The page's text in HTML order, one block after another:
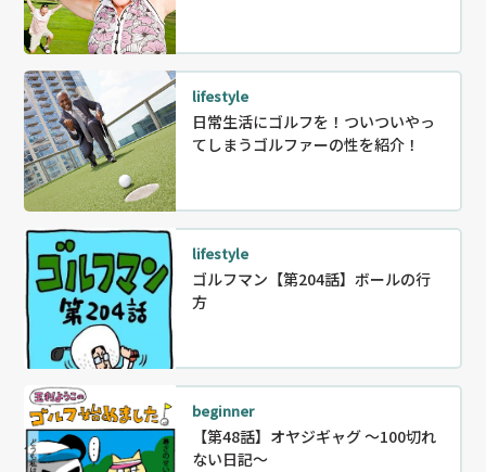
lifestyle
日常生活にゴルフを！ついついやっ
てしまうゴルファーの性を紹介！
lifestyle
ゴルフマン【第204話】ボールの行
方
beginner
【第48話】オヤジギャグ 〜100切れ
ない日記～